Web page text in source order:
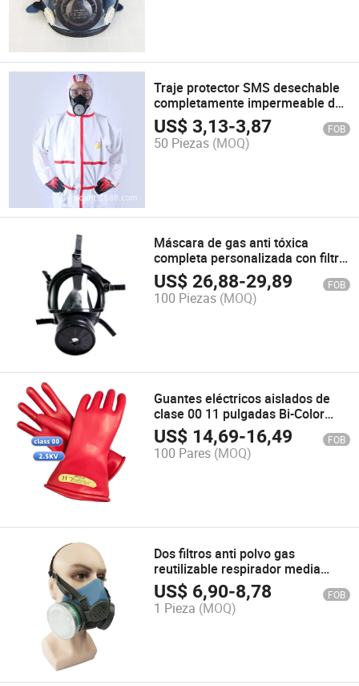
Traje protector SMS desechable
completamente impermeable de
asbesto
US$3,13-3,87 FOB
50 Piezas (MOQ)
Máscara de gas anti tóxica
completa personalizada con filtro
respirador
US$26,88-29,89 FOB
100 Piezas (MOQ)
Guantes eléctricos aislados de
clase 00 11 pulgadas Bi-Color
para Astmd 120
US$ 14,69-16,49 FOB
100 Pares (MOQ)
Dos filtros anti polvo gas
reutilizable respirador media
máscara de gas
US$ 6,90-8,78 FOB
1 Pieza (MOQ)